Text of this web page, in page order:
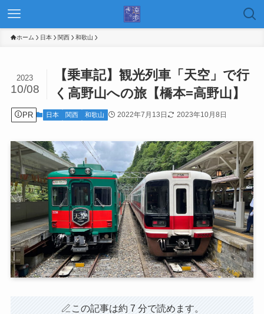
ホーム 日本 関西 和歌山
【乗車記】観光列車「天空」で行
く高野山への旅【橋本=高野山】
2023
10/08
PR 日本 関西 和歌山 2022年7月13日 2023年10月8日
この記事は約 7 分で読めます。